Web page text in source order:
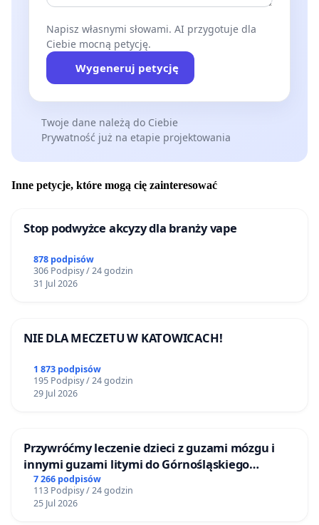
Napisz własnymi słowami. AI przygotuje dla
Ciebie mocną petycję.
Wygeneruj petycję
Twoje dane należą do Ciebie
Prywatność już na etapie projektowania
Inne petycje, które mogą cię zainteresować
Stop podwyżce akcyzy dla branży vape
878 podpisów
306 Podpisy / 24 godzin
31 Jul 2026
NIE DLA MECZETU W KATOWICACH!
1 873 podpisów
195 Podpisy / 24 godzin
29 Jul 2026
Przywróćmy leczenie dzieci z guzami mózgu i
innymi guzami litymi do Górnośląskiego
Centrum Zdrowia Dziecka w Katowicach
7 266 podpisów
113 Podpisy / 24 godzin
25 Jul 2026